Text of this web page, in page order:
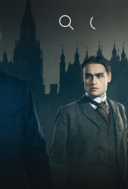
Sök